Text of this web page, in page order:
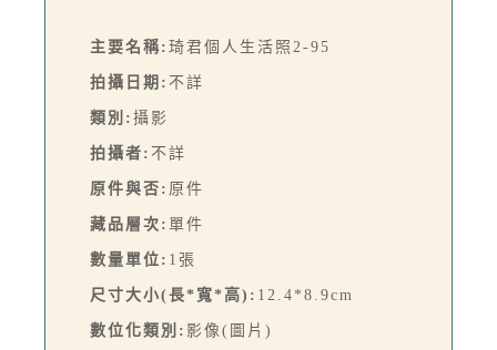
主要名稱: 琦君個人生活照2-95
拍攝日期: 不詳
類別: 攝影
拍攝者: 不詳
原件與否: 原件
藏品層次: 單件
數量單位: 1張
尺寸大小(長*寬*高): 12.4*8.9cm
數位化類別: 影像(圖片)